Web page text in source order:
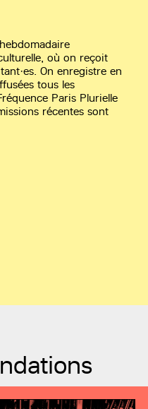
où on reçoit
On enregistre en
tous les
Paris Plurielle
récentes sont